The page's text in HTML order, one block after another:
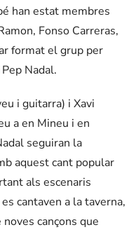
han estat membres
Fonso Carreras,
format el grup per
Nadal.
i guitarra) i Xavi
a en Mineu i en
seguiran la
aquest cant popular
als escenaris
cantaven a la taverna,
cançons que